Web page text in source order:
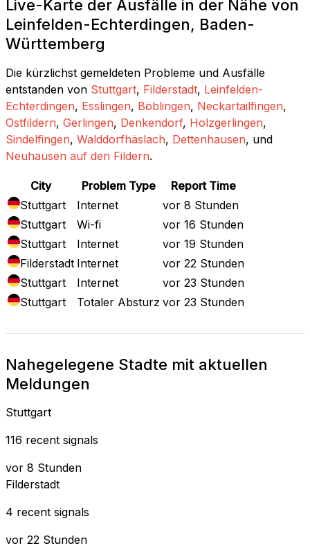
Live-Karte der Ausfälle in der Nähe von
Leinfelden-Echterdingen, Baden-
Württemberg
Die kürzlichst gemeldeten Probleme und Ausfälle
entstanden von Stuttgart, Filderstadt, Leinfelden-
Echterdingen, Esslingen, Böblingen, Neckartailfingen,
Ostfildern, Gerlingen, Denkendorf, Holzgerlingen,
Sindelfingen, Walddorfhäslach, Dettenhausen, und
Neuhausen auf den Fildern.
City Problem Type
Report Time
Stuttgart
Internet
vor 8 Stunden
Stuttgart
Wi-fi
vor 16 Stunden
Stuttgart
Internet
vor 19 Stunden
Filderstadt Internet
vor 22 Stunden
Stuttgart
Internet
vor 23 Stunden
Stuttgart
Totaler Absturz vor 23 Stunden
Nahegelegene Stadte mit aktuellen
Meldungen
Stuttgart
116 recent signals
vor 8 Stunden
Filderstadt
4 recent signals
vor 22 Stunden